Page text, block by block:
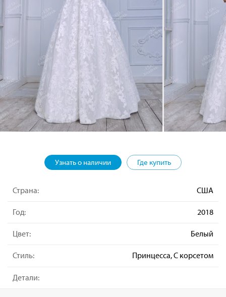
Узнать о наличии Где купить
Страна: США
Год: 2018
Цвет: Белый
Стиль: Принцесса, С корсетом
Детали: